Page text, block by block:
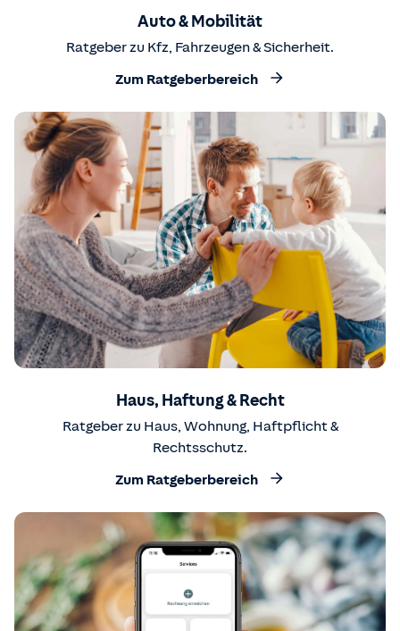
Auto & Mobilität
Ratgeber zu Kfz, Fahrzeugen & Sicherheit.
Zum Ratgeberbereich
Haus, Haftung & Recht
Ratgeber zu Haus, Wohnung, Haftpflicht &
Rechtsschutz.
Zum Ratgeberbereich